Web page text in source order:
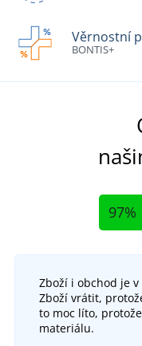
Věrnostní
BONTIS+
97%
Zboží i obchod je
Zboží vrátit,
to moc líto,
materiálu.